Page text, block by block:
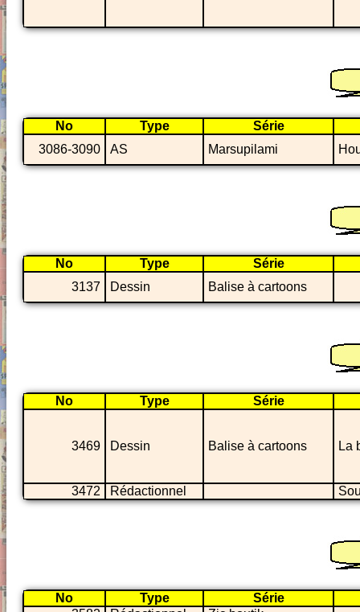
No Type
Série
3086-3090
AS Marsupilami
No Type
Série
3137
Dessin Balise à cartoons
No Type Série
3469 Dessin Balise à cartoons La
3472 Rédactionnel
No Type
Série